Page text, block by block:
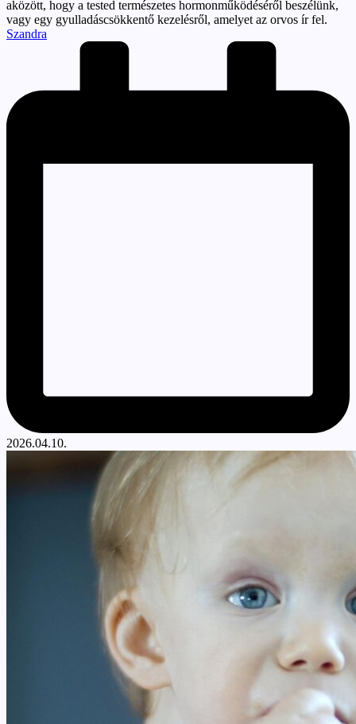
aközött, hogy a tested természetes hormonműködéséről beszélünk,
vagy egy gyulladáscsökkentő kezelésről, amelyet az orvos ír fel.
Posted
Szandra
2026.04.10.